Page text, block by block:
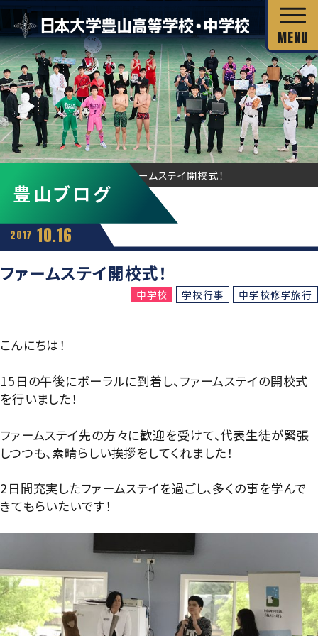
校長あいさつ
教育目標
スクール・ミッション
沿革・校歌
日本大学について
数字で見る豊山
独自の教育システム
グローバル教育
教科の特長
カリキュラム・シラバス
年間行事
制服紹介
豊山生の一日
生徒座談会
教科の特長
カリキュラム・シラバス
特進コース
スポーツコース
年間行事
制服紹介
部活動
生徒座談会
学校案内パンフレット
進路指導
進学実績
合格者インタビュー
進路新聞Compass
豊山ブログ
ファームステイ開校式！
2017 10.16
ファームステイ開校式！
中学校 学校行事 中学校修学旅行
こんにちは！
15日の午後にボーラルに到着し、ファームステイの開校式
を行いました！
ファームステイ先の方々に歓迎を受けて、代表生徒が緊張
しつつも、素晴らしい挨拶をしてくれました！
2日間充実したファームステイを過ごし、多くの事を学んで
きてもらいたいです！